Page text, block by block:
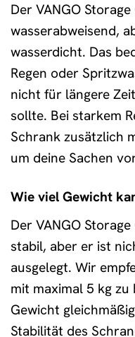
Der VANGO
wasserabweisend,
wasserdicht. Das
Regen oder
nicht für längere
sollte. Bei starkem
Schrank zusätzlich
um deine Sachen
Wie viel Gewicht
Der VANGO
stabil, aber er ist
ausgelegt. Wir
mit maximal 5 kg
Gewicht
Stabilität des